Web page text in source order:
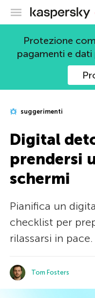
Protezione
pagamenti e dati
suggerimenti
Digital
prendersi
schermi
Pianifica un
checklist per
rilassarsi in pace.
Tom Fosters